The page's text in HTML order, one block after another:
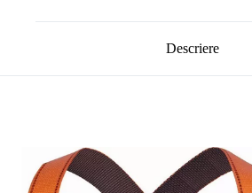
Descriere